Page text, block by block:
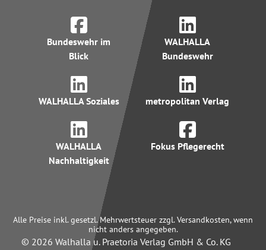
Bundeswehr im
Blick
WALHALLA
Bundeswehr
WALHALLA Soziales metropolitan Verlag
WALHALLA
Nachhaltigkeit
Fokus Pflegerecht
Alle Preise inkl. gesetzl. Mehrwertsteuer zzgl. Versandkosten, wenn
nicht anders angegeben.
© 2026 Walhalla u. Praetoria Verlag GmbH & Co. KG